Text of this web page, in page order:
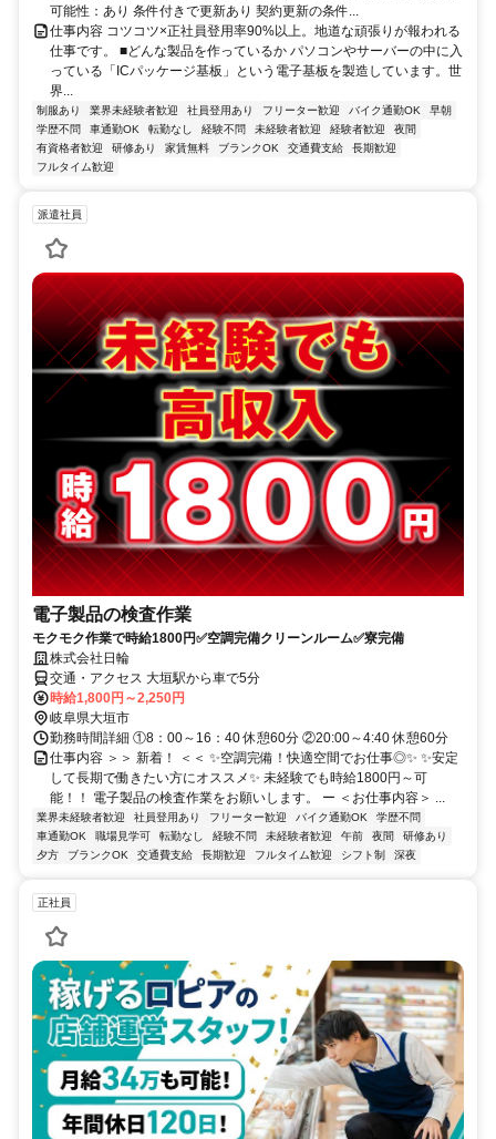
可能性：あり 条件付きで更新あり 契約更新の条件...
仕事内容 コツコツ×正社員登用率90%以上。地道な頑張りが報われる
仕事です。 ■どんな製品を作っているか パソコンやサーバーの中に入
っている「ICパッケージ基板」という電子基板を製造しています。世
界...
制服あり 業界未経験者歓迎 社員登用あり フリーター歓迎 バイク通勤OK
早朝
学歴不問
車通勤OK 転勤なし 経験不問 未経験者歓迎 経験者歓迎
夜間
有資格者歓迎
研修あり 家賃無料 ブランクOK 交通費支給
長期歓迎
フルタイム歓迎
派遣社員
電子製品の検査作業
モクモク作業で時給1800円✅空調完備クリーンルーム✅寮完備
株式会社日輪
交通・アクセス 大垣駅から車で5分
時給1,800円～2,250円
岐阜県大垣市
勤務時間詳細 ①8：00～16：40 休憩60分 ②20:00～4:40 休憩60分
仕事内容 ＞＞ 新着！ ＜＜ ✨空調完備！快適空間でお仕事◎✨ ✨安定
して長期で働きたい方にオススメ✨ 未経験でも時給1800円～可
能！！ 電子製品の検査作業をお願いします。 ー ＜お仕事内容＞ ...
業界未経験者歓迎 社員登用あり フリーター歓迎 バイク通勤OK
学歴不問
車通勤OK
職場見学可 転勤なし 経験不問 未経験者歓迎 午前 夜間
研修あり
夕方
ブランクOK 交通費支給 長期歓迎 フルタイム歓迎 シフト制 深夜
正社員